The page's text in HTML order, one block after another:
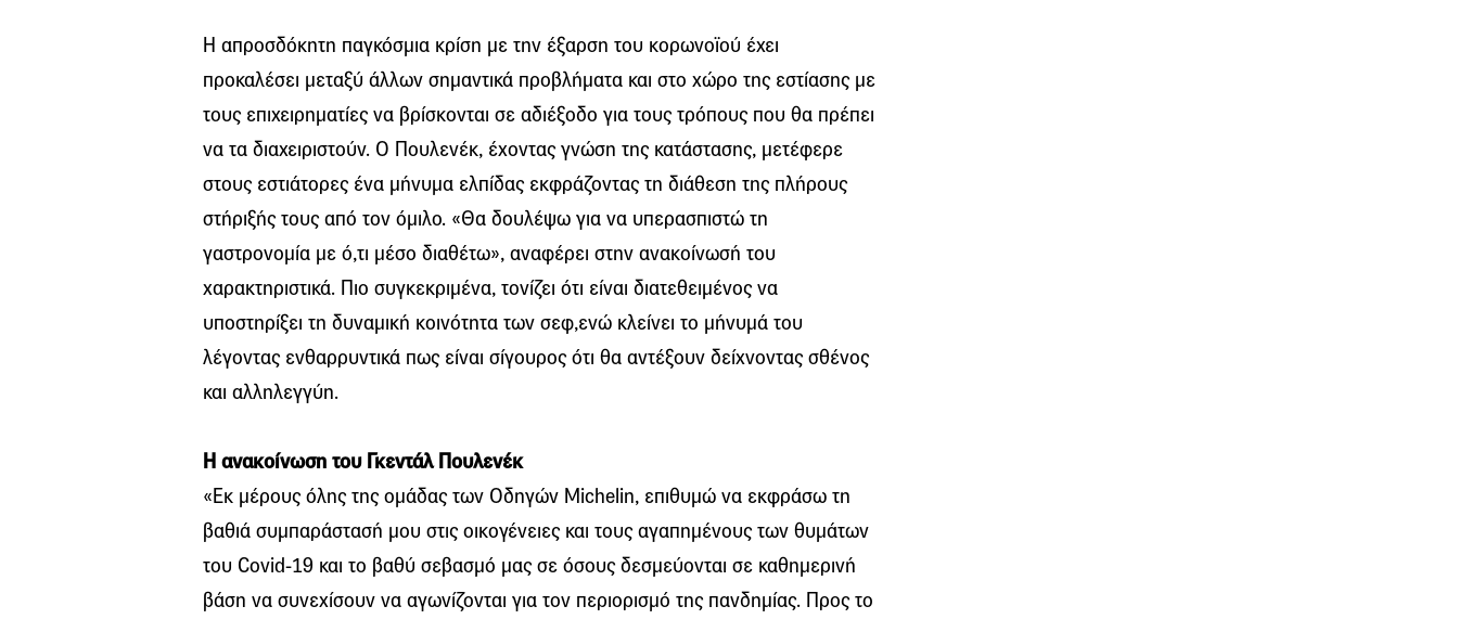
Η απροσδόκητη παγκόσμια κρίση με την έξαρση του κορωνοϊού έχει
προκαλέσει μεταξύ άλλων σημαντικά προβλήματα και στο χώρο της εστίασης με
τους επιχειρηματίες να βρίσκονται σε αδιέξοδο για τους τρόπους που θα πρέπει
να τα διαχειριστούν. Ο Πουλενέκ, έχοντας γνώση της κατάστασης, μετέφερε
στους εστιάτορες ένα μήνυμα ελπίδας εκφράζοντας τη διάθεση της πλήρους
στήριξής τους από τον όμιλο. «Θα δουλέψω για να υπερασπιστώ τη
γαστρονομία με ό,τι μέσο διαθέτω», αναφέρει στην ανακοίνωσή του
χαρακτηριστικά. Πιο συγκεκριμένα, τονίζει ότι είναι διατεθειμένος να
υποστηρίξει τη δυναμική κοινότητα των σεφ,ενώ κλείνει το μήνυμά του
λέγοντας ενθαρρυντικά πως είναι σίγουρος ότι θα αντέξουν δείχνοντας σθένος
και αλληλεγγύη.
Η ανακοίνωση του Γκεντάλ Πουλενέκ
«Εκ μέρους όλης της ομάδας των Οδηγών Michelin, επιθυμώ να εκφράσω τη
βαθιά συμπαράστασή μου στις οικογένειες και τους αγαπημένους των θυμάτων
του Covid-19 και το βαθύ σεβασμό μας σε όσους δεσμεύονται σε καθημερινή
βάση να συνεχίσουν να αγωνίζονται για τον περιορισμό της πανδημίας. Προς το